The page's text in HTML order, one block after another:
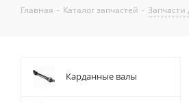
Главная - Каталог запчастей -
Карданные валы